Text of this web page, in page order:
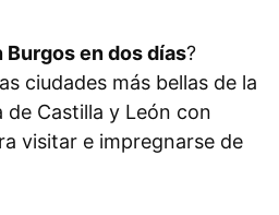
Burgos en dos días?
ciudades más bellas de la
Castilla y León con
visitar e impregnarse de